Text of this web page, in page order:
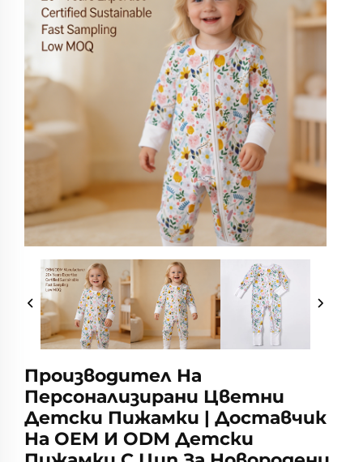
Производител На
Персонализирани Цветни
Детски Пижамки | Доставчик
На OEM И ODM Детски